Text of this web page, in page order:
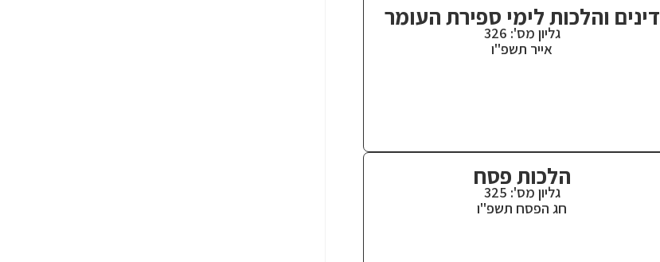
דינים והלכות לימי ספירת העומר
גליון מס': 326
אייר תשפ"ו
הלכות פסח
גליון מס': 325
חג הפסח תשפ"ו